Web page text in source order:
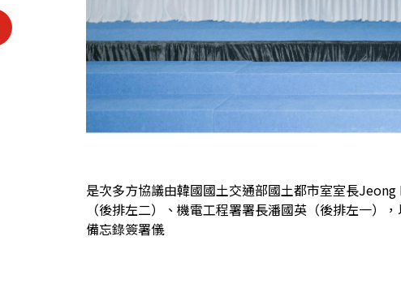
是次多方協議由韓國國土交通部國土都市室室長
（後排左二）、機電工程署署長潘國英（後排左一）
備忘錄簽署儀